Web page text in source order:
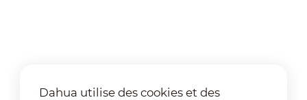
Dahua utilise des cookies et des